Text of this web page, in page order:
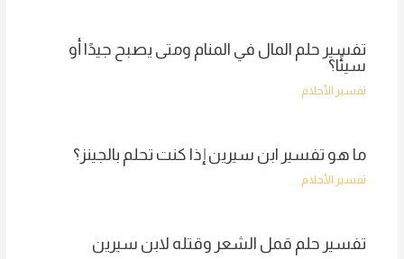
تفسير حلم المال في المنام ومتى يصبح جيدًا أو
سيئًا؟
تفسير الأحلام
ما هو تفسير ابن سيرين إذا كنت تحلم بالجينز؟
تفسير الأحلام
تفسير حلم قمل الشعر وقتله لابن سيرين